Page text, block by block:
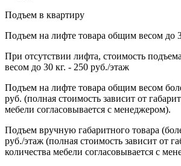
Подъем в квартиру
Подъем на лифте товара общим весом до
При отсутствии лифта, стоимость
весом до 30 кг. - 250 руб./этаж
Подъем на лифте товара общим весом
руб. (полная стоимость зависит от
мебели согласовывается с менеджером).
Подъем вручную габаритного товара
руб./этаж (полная стоимость зависит от
количества мебели согласовывается с